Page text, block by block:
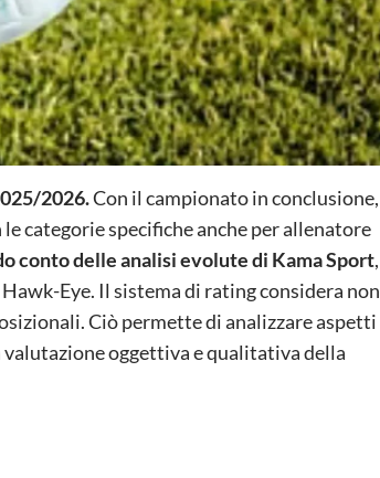
2026.Con il campionato in conclusione,
categorie specifiche anche per allenatore
conto delle analisi evolute di Kama Sport,
Eye. Il sistema di rating considera non
Ciò permette di analizzare aspetti
oggettiva e qualitativa della